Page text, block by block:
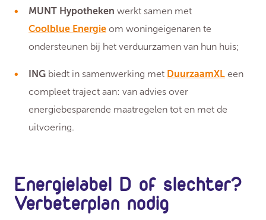
MUNT Hypotheken werkt samen met
Coolblue Energie om woningeigenaren te
ondersteunen bij het verduurzamen van hun huis;
ING biedt in samenwerking met DuurzaamXL een
compleet traject aan: van advies over
energiebesparende maatregelen tot en met de
uitvoering.
Energielabel D of slechter?
Verbeterplan nodig